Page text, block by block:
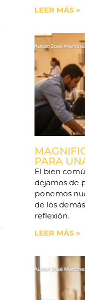
LEER MÁS »
PARA
El bien
dejamos de
ponemos
de los
reflexión.
LEER MÁS »